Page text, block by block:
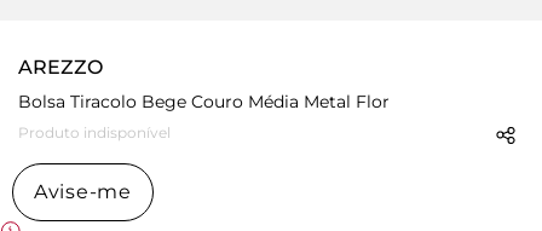
AREZZO
Bolsa Tiracolo Bege Couro Média Metal Flor
Produto indisponível
Avise-me